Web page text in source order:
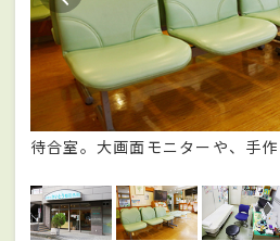
待合室。大画面モニターや、手